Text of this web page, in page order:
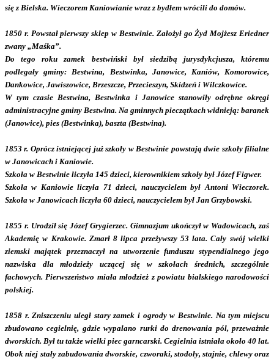
się z Bielska. Wieczorem Kaniowianie wraz z bydłem wrócili do domów.
1850 r. Powstał pierwszy sklep w Bestwinie. Założył go Żyd Mojżesz Eriedner
zwany „Maśka”.
Do tego roku zamek bestwiński był siedzibą jurysdykcjusza, któremu
podlegały gminy: Bestwina, Bestwinka, Janowice, Kaniów, Komorowice,
Dankowice, Jawiszowice, Brzeszcze, Przecieszyn, Skidzeń i Wilczkowice.
W tym czasie Bestwina, Bestwinka i Janowice stanowiły odrębne okręgi
administracyjne gminy Bestwina. Na gminnych pieczątkach widnieją: baranek
(Janowice), pies (Bestwinka), baszta (Bestwina).
1853 r. Oprócz istniejącej już szkoły w Bestwinie powstają dwie szkoły filialne
w Janowicach i Kaniowie.
Szkoła w Bestwinie liczyła 145 dzieci, kierownikiem szkoły był Józef Figwer.
Szkoła w Kaniowie liczyła 71 dzieci, nauczycielem był Antoni Wieczorek.
Szkoła w Janowicach liczyła 60 dzieci, nauczycielem był Jan Grzybowski.
1855 r. Urodził się Józef Grygierzec. Gimnazjum ukończył w Wadowicach, zaś
Akademię w Krakowie. Zmarł 8 lipca przeżywszy 53 lata. Cały swój wielki
ziemski majątek przeznaczył na utworzenie funduszu stypendialnego jego
nazwiska dla młodzieży uczącej się w szkołach średnich, szczególnie
fachowych. Pierwszeństwo miała młodzież z powiatu bialskiego narodowości
polskiej.
1858 r. Zniszczeniu uległ stary zamek i ogrody w Bestwinie. Na tym miejscu
zbudowano cegielnię, gdzie wypalano rurki do drenowania pól, przeważnie
dworskich. Był tu także wielki piec garncarski. Cegielnia istniała około 40 lat.
Obok niej stały zabudowania dworskie, czworaki, stodoły, stajnie, chlewy oraz